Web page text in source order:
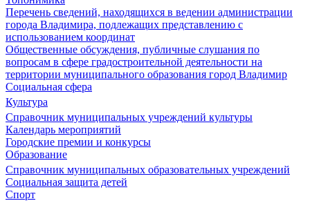
Перечень сведений, находящихся в ведении администрации
города Владимира, подлежащих представлению с
использованием координат
Общественные обсуждения, публичные слушания по
вопросам в сфере градостроительной деятельности на
территории муниципального образования город Владимир
Социальная сфера
Культура
Справочник муниципальных учреждений культуры
Календарь мероприятий
Городские премии и конкурсы
Образование
Справочник муниципальных образовательных учреждений
Социальная защита детей
Спорт